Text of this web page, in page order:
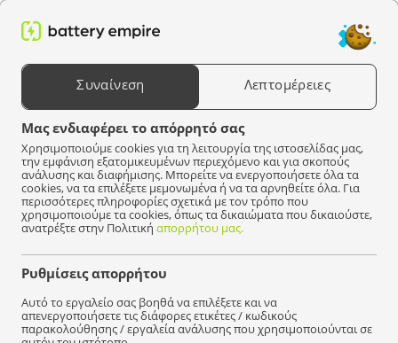
Συναίνεση Λεπτομέρειες
Μας ενδιαφέρει το απόρρητό σας
Χρησιμοποιούμε cookies για τη λειτουργία της ιστοσελίδας μας,
την εμφάνιση εξατομικευμένων περιεχόμενο και για σκοπούς
ανάλυσης και διαφήμισης. Μπορείτε να ενεργοποιήσετε όλα τα
cookies, να τα επιλέξετε μεμονωμένα ή να τα αρνηθείτε όλα. Για
περισσότερες πληροφορίες σχετικά με τον τρόπο που
χρησιμοποιούμε τα cookies, όπως τα δικαιώματα που δικαιούστε,
ανατρέξτε στην Πολιτική απορρήτου μας.
Ρυθμίσεις απορρήτου
Αυτό το εργαλείο σας βοηθά να επιλέξετε και να
απενεργοποιήσετε τις διάφορες ετικέτες / κωδικούς
παρακολούθησης / εργαλεία ανάλυσης που χρησιμοποιούνται σε
Αναζήτηση προϊόντων
Επιλέξτε μια συσκευή
Battery Empire Προϊόντα Για φορητό υπολογιστή Πληκτρολόγια
Δεν βρέθηκαν προϊόντα που να ταιριάζουν με την
επιλογή σας.